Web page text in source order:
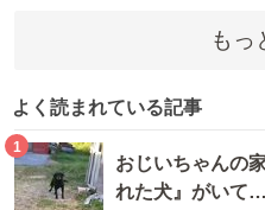
もっ
よく読まれている記事
1
おじいちゃんの
れた犬』がいて